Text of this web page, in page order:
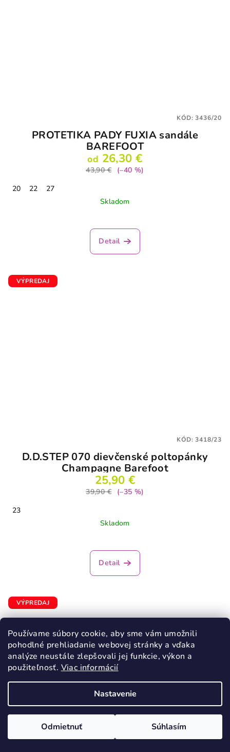
Používame súbory cookie, aby sme vám umožnili
pohodlné prehliadanie webovej stránky a vďaka
analýze neustále zlepšovali jej funkcie, výkon a
použiteľnosť. Viac informácií
Nastavenie
Odmietnuť Súhlasím
PROTETIKA PADY FUXIA sandále
BAREFOOT
od 26,30 €
43,90 €
(–40 %)
20
22
27
Skladom
Detail
KÓD:3436/20
VÝPREDAJ
D.D.STEP 070 dievčenské poltopánky
Champagne Barefoot
25,90 €
39,90 €
(–35 %)
23
Skladom
Detail
KÓD:3418/23
VÝPREDAJ